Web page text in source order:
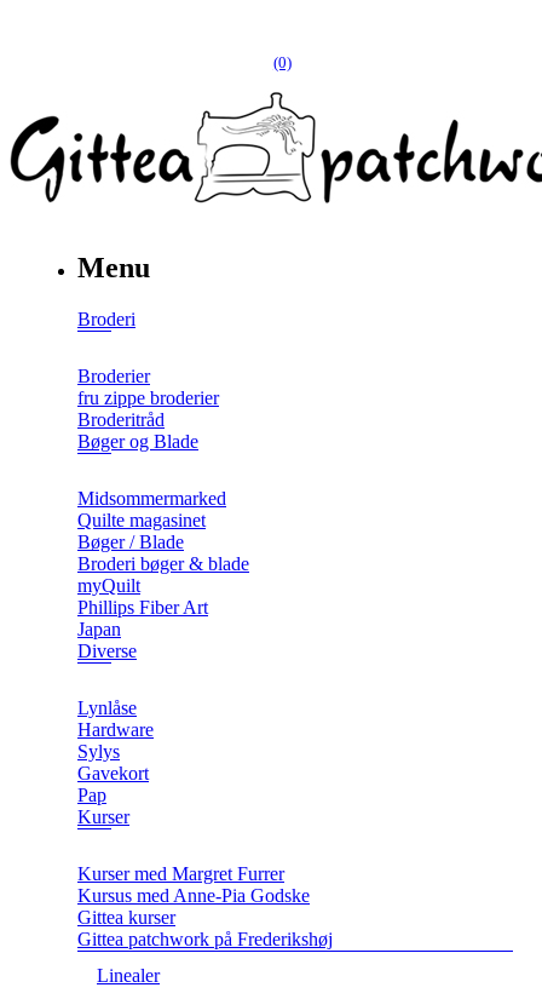
(0)
Menu
Broderi
Broderier
fru zippe broderier
Broderitråd
Bøger og Blade
Midsommermarked
Quilte magasinet
Bøger / Blade
Broderi bøger & blade
myQuilt
Phillips Fiber Art
Japan
Diverse
Lynlåse
Hardware
Sylys
Gavekort
Pap
Kurser
Kurser med Margret Furrer
Kursus med Anne-Pia Godske
Gittea kurser
Gittea patchwork på Frederikshøj
Linealer